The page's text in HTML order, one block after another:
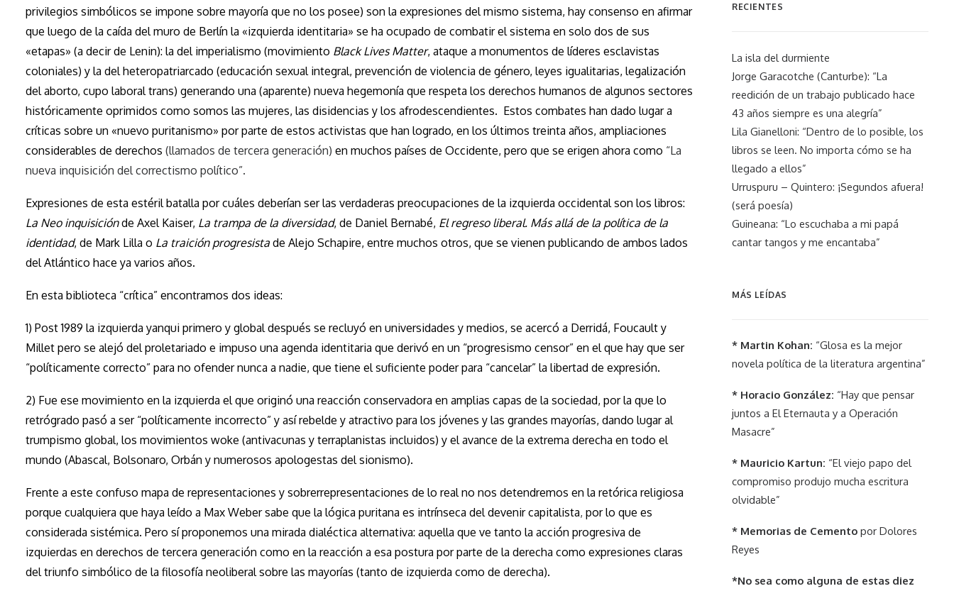
privilegios simbólicos se impone sobre mayoría que no los posee) son la expresiones del mismo sistema, hay consenso en afirmar
que luego de la caída del muro de Berlín la «izquierda identitaria» se ha ocupado de combatir el sistema en solo dos de sus
«etapas» (a decir de Lenin): la del imperialismo (movimiento Black Lives Matter, ataque a monumentos de líderes esclavistas
coloniales) y la del heteropatriarcado (educación sexual integral, prevención de violencia de género, leyes igualitarias, legalización
del aborto, cupo laboral trans) generando una (aparente) nueva hegemonía que respeta los derechos humanos de algunos sectores
históricamente oprimidos como somos las mujeres, las disidencias y los afrodescendientes. Estos combates han dado lugar a
críticas sobre un «nuevo puritanismo» por parte de estos activistas que han logrado, en los últimos treinta años, ampliaciones
considerables de derechos (llamados de tercera generación) en muchos países de Occidente, pero que se erigen ahora como “La
nueva inquisición del correctismo político”.
Expresiones de esta estéril batalla por cuáles deberían ser las verdaderas preocupaciones de la izquierda occidental son los libros:
La Neo inquisiciónde Axel Kaiser, La trampa de la diversidad, de Daniel Bernabé, El regreso liberal. Más allá de la política de la
identidad, de Mark Lilla o La traición progresista de Alejo Schapire, entre muchos otros, que se vienen publicando de ambos lados
del Atlántico hace ya varios años.
En esta biblioteca “crítica” encontramos dos ideas:
1) Post 1989 la izquierda yanqui primero y global después se recluyó en universidades y medios, se acercó a Derridá, Foucault y
Millet pero se alejó del proletariado e impuso una agenda identitaria que derivó en un “progresismo censor” en el que hay que ser
“políticamente correcto” para no ofender nunca a nadie, que tiene el suficiente poder para “cancelar” la libertad de expresión.
2) Fue ese movimiento en la izquierda el que originó una reacción conservadora en amplias capas de la sociedad, por la que lo
retrógrado pasó a ser “políticamente incorrecto” y así rebelde y atractivo para los jóvenes y las grandes mayorías, dando lugar al
trumpismo global, los movimientos woke (antivacunas y terraplanistas incluidos) y el avance de la extrema derecha en todo el
mundo (Abascal, Bolsonaro, Orbán y numerosos apologestas del sionismo).
Frente a este confuso mapa de representaciones y sobrerrepresentaciones de lo real no nos detendremos en la retórica religiosa
porque cualquiera que haya leído a Max Weber sabe que la lógica puritana es intrínseca del devenir capitalista, por lo que es
considerada sistémica. Pero sí proponemos una mirada dialéctica alternativa: aquella que ve tanto la acción progresiva de
izquierdas en derechos de tercera generación como en la reacción a esa postura por parte de la derecha como expresiones claras
del triunfo simbólico de la filosofía neoliberal sobre las mayorías (tanto de izquierda como de derecha).
RECIENTES
La isla del durmiente
Jorge Garacotche (Canturbe): “La
reedición de un trabajo publicado hace
43 años siempre es una alegría”
Lila Gianelloni: “Dentro de lo posible, los
libros se leen. No importa cómo se ha
llegado a ellos”
Urruspuru – Quintero: ¡Segundos afuera!
(será poesía)
Guineana: “Lo escuchaba a mi papá
cantar tangos y me encantaba”
MÁS LEÍDAS
* Martin Kohan: “Glosa es la mejor
novela política de la literatura argentina”
* Horacio González: “Hay que pensar
juntos a El Eternauta y a Operación
Masacre”
* Mauricio Kartun: “El viejo papo del
compromiso produjo mucha escritura
olvidable”
* Memorias de Cemento por Dolores
Reyes
*No sea como alguna de estas diez